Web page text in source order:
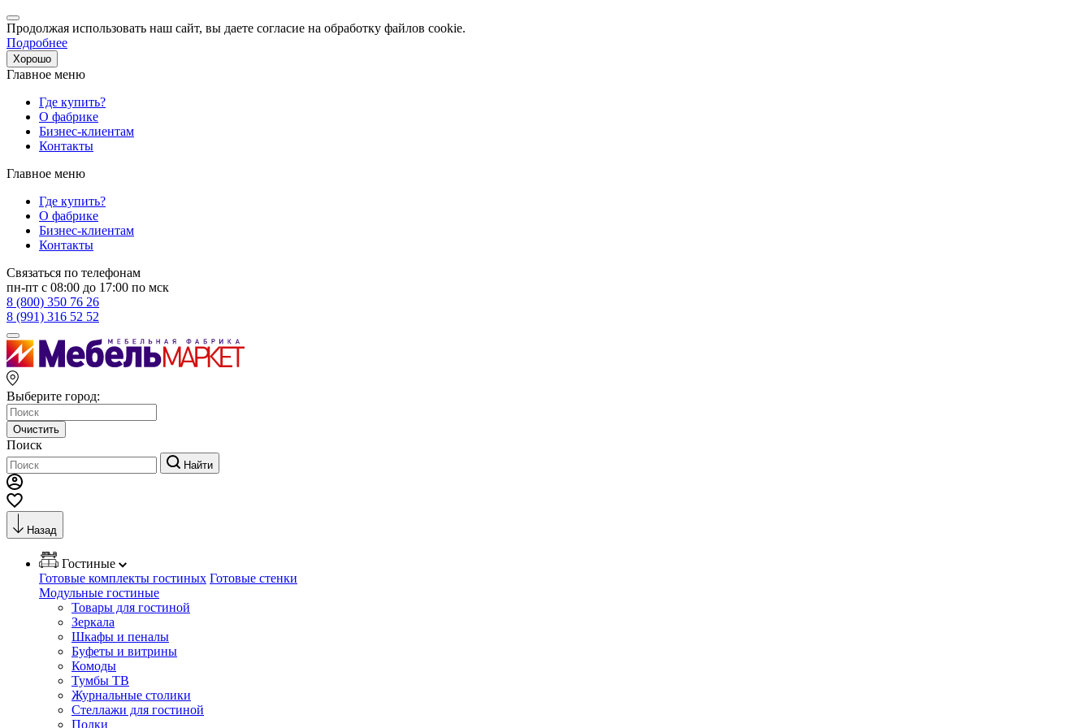
Продолжая использовать наш сайт, вы даете согласие на обработку файлов cookie.
Подробнее
Хорошо
Главное меню
Где купить?
О фабрике
Бизнес-клиентам
Контакты
Главное меню
Где купить?
О фабрике
Бизнес-клиентам
Контакты
Связаться по телефонам
пн-пт с 08:00 до 17:00 по мск
8 (800) 350 76 26
8 (991) 316 52 52
Выберите город:
Очистить
Поиск
Найти
Назад
Гостиные
Готовые комплекты гостиных Готовые стенки
Модульные гостиные
Товары для гостиной
Зеркала
Шкафы и пеналы
Буфеты и витрины
Комоды
Тумбы ТВ
Журнальные столики
Стеллажи для гостиной
Полки